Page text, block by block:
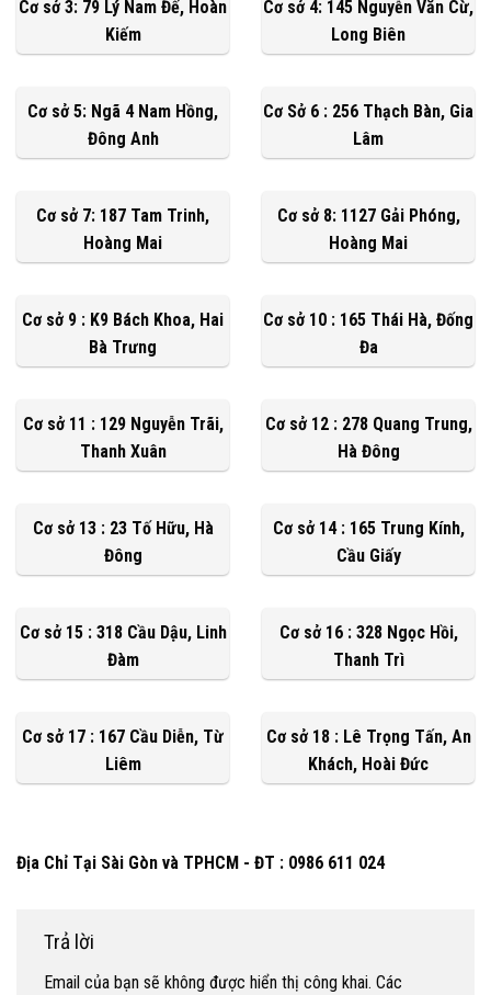
Cơ sở 3: 79 Lý Nam Đế, Hoàn
Kiếm
Cơ sở 4: 145 Nguyễn Văn Cừ,
Long Biên
Cơ sở 5: Ngã 4 Nam Hồng,
Đông Anh
Cơ Sở 6 : 256 Thạch Bàn, Gia
Lâm
Cơ sở 7: 187 Tam Trinh,
Hoàng Mai
Cơ sở 8: 1127 Gải Phóng,
Hoàng Mai
Cơ sở 9 : K9 Bách Khoa, Hai
Bà Trưng
Cơ sở 10 : 165 Thái Hà, Đống
Đa
Cơ sở 11 : 129 Nguyễn Trãi,
Thanh Xuân
Cơ sở 12 : 278 Quang Trung,
Hà Đông
Cơ sở 13 : 23 Tố Hữu, Hà
Đông
Cơ sở 14 : 165 Trung Kính,
Cầu Giấy
Cơ sở 15 : 318 Cầu Dậu, Linh
Đàm
Cơ sở 16 : 328 Ngọc Hồi,
Thanh Trì
Cơ sở 17 : 167 Cầu Diễn, Từ
Liêm
Cơ sở 18 : Lê Trọng Tấn, An
Khách, Hoài Đức
Địa Chỉ Tại Sài Gòn và TPHCM - ĐT : 0986 611 024
Trả lời
Email của bạn sẽ không được hiển thị công khai. Các